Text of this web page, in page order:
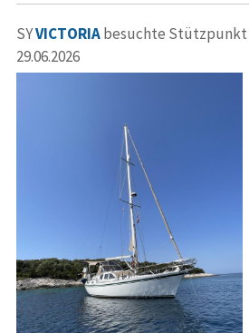
SYVICTORIAbesuchte Stützpunkt
29.06.2026